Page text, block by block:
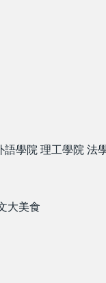
語學院 理工學院 法
大美食